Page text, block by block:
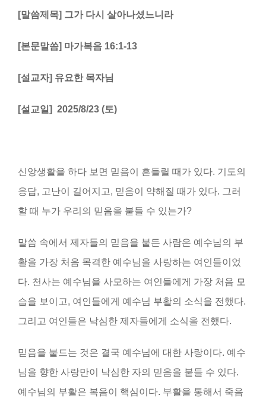
[말씀제목] 그가 다시 살아나셨느니라
[본문말씀] 마가복음 16:1-13
[설교자] 유요한 목자님
[설교일] 2025/8/23 (토)
신앙생활을 하다 보면 믿음이 흔들릴 때가 있다. 기도의
응답, 고난이 길어지고, 믿음이 약해질 때가 있다. 그러
할 때 누가 우리의 믿음을 붙들 수 있는가?
말씀 속에서 제자들의 믿음을 붙든 사람은 예수님의 부
활을 가장 처음 목격한 예수님을 사랑하는 여인들이었
다. 천사는 예수님을 사모하는 여인들에게 가장 처음 모
습을 보이고, 여인들에게 예수님 부활의 소식을 전했다.
그리고 여인들은 낙심한 제자들에게 소식을 전했다.
믿음을 붙드는 것은 결국 예수님에 대한 사랑이다. 예수
님을 향한 사랑만이 낙심한 자의 믿음을 붙들 수 있다.
예수님의 부활은 복음이 핵심이다. 부활을 통해서 죽음